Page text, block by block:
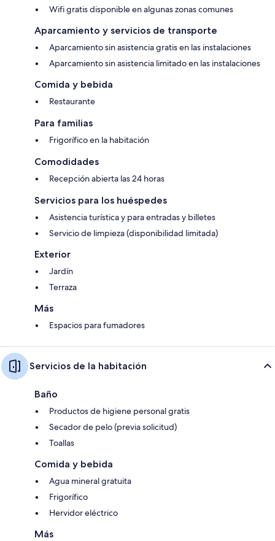
Wifi gratis disponible en algunas zonas comunes
Aparcamiento y servicios de transporte
Aparcamiento sin asistencia gratis en las instalaciones
Aparcamiento sin asistencia limitado en las instalaciones
Comida y bebida
Restaurante
Para familias
Frigorífico en la habitación
Comodidades
Recepción abierta las 24 horas
Servicios para los huéspedes
Asistencia turística y para entradas y billetes
Servicio de limpieza (disponibilidad limitada)
Exterior
Jardín
Terraza
Más
Espacios para fumadores
Servicios de la habitación
Baño
Productos de higiene personal gratis
Secador de pelo (previa solicitud)
Toallas
Comida y bebida
Agua mineral gratuita
Frigorífico
Hervidor eléctrico
Más